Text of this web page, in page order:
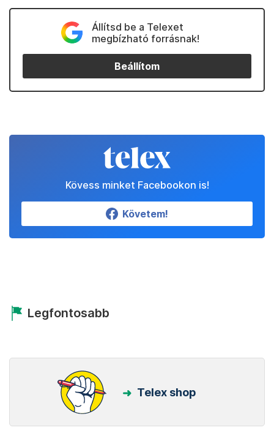
Állítsd be a Telexet
megbízható forrásnak!
Beállítom
Kövess minket Facebookon is!
Követem!
Legfontosabb
Telex shop